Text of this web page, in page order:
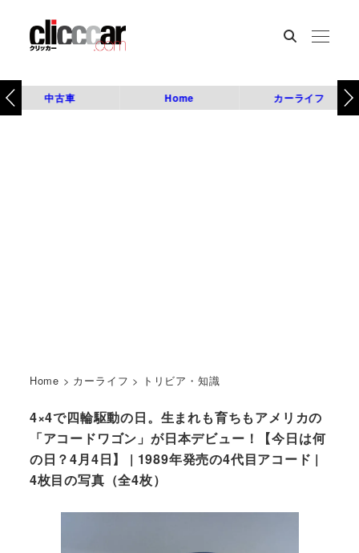
中古車 Home カーライフ
Home > カーライフ > トリビア・知識
4×4で四輪駆動の日。生まれも育ちもアメリカの
「アコードワゴン」が日本デビュー！【今日は何
の日？4月4日】 | 1989年発売の4代目アコード |
4枚目の写真（全4枚）